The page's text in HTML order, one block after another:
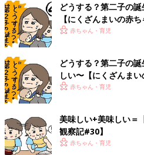
どうする？第二子の
【にくざんまいの赤
赤ちゃん・育児
どうする？第二子の
しい〜【にくざんま
赤ちゃん・育児
美味しい+美味しい＝
観察記#30】
赤ちゃん・育児